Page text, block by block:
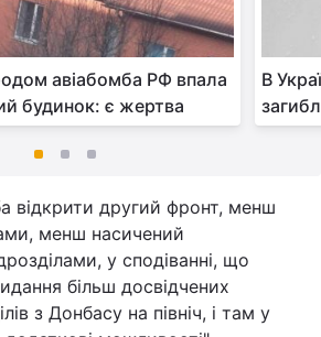
авіабомба РФ впала
будинок: є жертва
В
відкрити другий фронт, менш
менш насичений
у сподіванні, що
більш досвідчених
з Донбасу на північ, і там у